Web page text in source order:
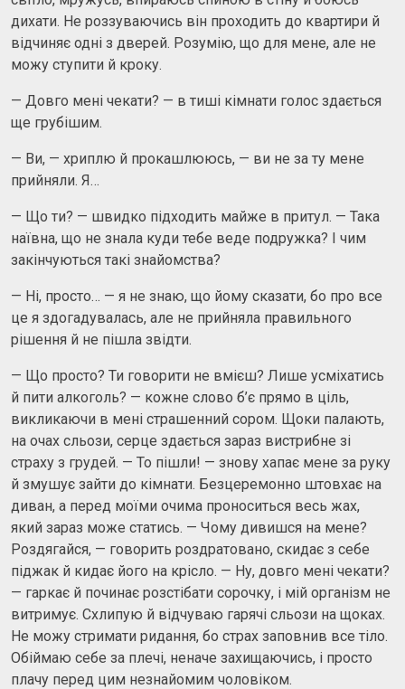
дихати. Не роззуваючись він проходить до квартири й
відчиняє одні з дверей. Розумію, що для мене, але не
можу ступити й кроку.
— Довго мені чекати? — в тиші кімнати голос здається
ще грубішим.
— Ви, — хриплю й прокашлююсь, — ви не за ту мене
прийняли. Я…
— Що ти? — швидко підходить майже в притул. — Така
наївна, що не знала куди тебе веде подружка? І чим
закінчуються такі знайомства?
— Ні, просто… — я не знаю, що йому сказати, бо про все
це я здогадувалась, але не прийняла правильного
рішення й не пішла звідти.
— Що просто? Ти говорити не вмієш? Лише усміхатись
й пити алкоголь? — кожне слово б’є прямо в ціль,
викликаючи в мені страшенний сором. Щоки палають,
на очах сльози, серце здається зараз вистрибне зі
страху з грудей. — То пішли! — знову хапає мене за руку
й змушує зайти до кімнати. Безцеремонно штовхає на
диван, а перед моїми очима проноситься весь жах,
який зараз може статись. — Чому дивишся на мене?
Роздягайся, — говорить роздратовано, скидає з себе
піджак й кидає його на крісло. — Ну, довго мені чекати?
— гаркає й починає розстібати сорочку, і мій організм не
витримує. Схлипую й відчуваю гарячі сльози на щоках.
Не можу стримати ридання, бо страх заповнив все тіло.
Обіймаю себе за плечі, неначе захищаючись, і просто
плачу перед цим незнайомим чоловіком.